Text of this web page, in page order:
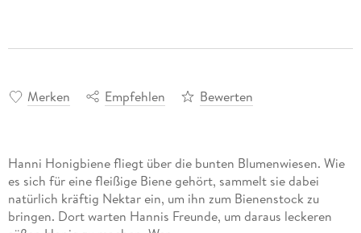
Merken Empfehlen Bewerten
Hanni Honigbiene fliegt über die bunten Blumenwiesen. Wie
es sich für eine fleißige Biene gehört, sammelt sie dabei
natürlich kräftig Nektar ein, um ihn zum Bienenstock zu
bringen. Dort warten Hannis Freunde, um daraus leckeren